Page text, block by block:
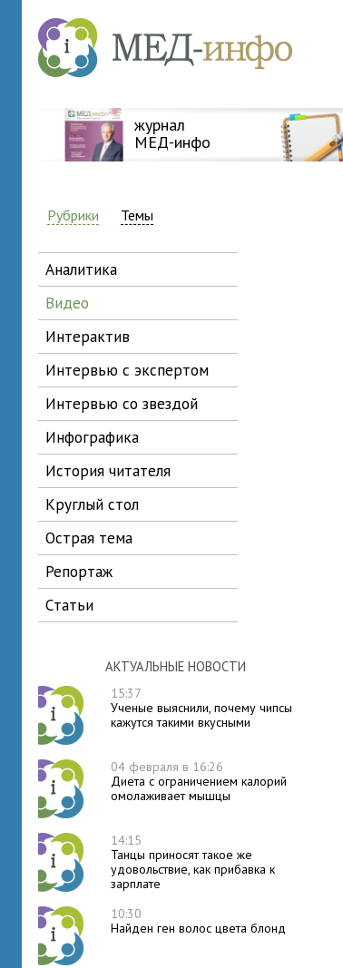
журнал
МЕД-инфо
Рубрики Темы
аналитика
видео
интерактив
интервью с экспертом
интервью со звездой
инфографика
история читателя
круглый стол
острая тема
репортаж
статьи
АКТУАЛЬНЫЕ НОВОСТИ
15:37
Ученые выяснили, почему чипсы
кажутся такими вкусными
04 февраля в 16:26
Диета с ограничением калорий
омолаживает мышцы
14:15
Танцы приносят такое же
удовольствие, как прибавка к
зарплате
10:30
Найден ген волос цвета блонд